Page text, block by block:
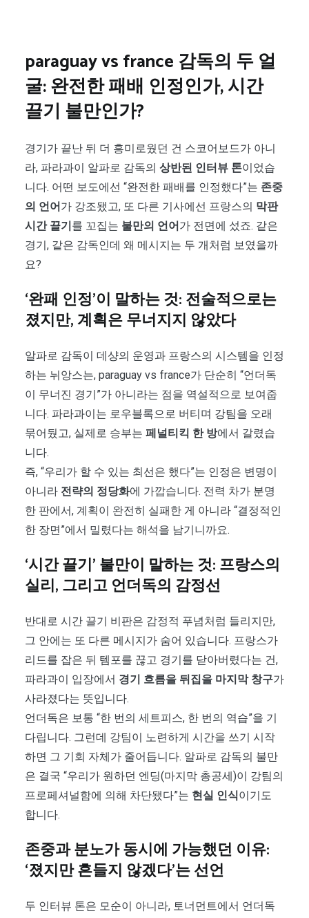
paraguay vs france 감독의 두 얼
굴: 완전한 패배 인정인가, 시간
끌기 불만인가?
경기가 끝난 뒤 더 흥미로웠던 건 스코어보드가 아니
라, 파라과이 알파로 감독의 상반된 인터뷰 톤이었습
니다. 어떤 보도에선 “완전한 패배를 인정했다”는 존중
의 언어 가 강조됐고, 또 다른 기사에선 프랑스의 막판
시간 끌기 를 꼬집는 불만의 언어 가 전면에 섰죠. 같은
경기, 같은 감독인데 왜 메시지는 두 개처럼 보였을까
요?
‘완패 인정’이 말하는 것: 전술적으로는
졌지만, 계획은 무너지지 않았다
알파로 감독이 데샹의 운영과 프랑스의 시스템을 인정
하는 뉘앙스는, paraguay vs france가 단순히 “언더독
이 무너진 경기”가 아니라는 점을 역설적으로 보여줍
니다. 파라과이는 로우블록으로 버티며 강팀을 오래
묶어뒀고, 실제로 승부는 페널티킥 한 방에서 갈렸습
니다.
즉, “우리가 할 수 있는 최선은 했다”는 인정은 변명이
아니라 전략의 정당화에 가깝습니다. 전력 차가 분명
한 판에서, 계획이 완전히 실패한 게 아니라 “결정적인
한 장면”에서 밀렸다는 해석을 남기니까요.
‘시간 끌기’ 불만이 말하는 것: 프랑스의
실리, 그리고 언더독의 감정선
반대로 시간 끌기 비판은 감정적 푸념처럼 들리지만,
그 안에는 또 다른 메시지가 숨어 있습니다. 프랑스가
리드를 잡은 뒤 템포를 끊고 경기를 닫아버렸다는 건,
파라과이 입장에서 경기 흐름을 뒤집을 마지막 창구가
사라졌다는 뜻입니다.
언더독은 보통 “한 번의 세트피스, 한 번의 역습”을 기
다립니다. 그런데 강팀이 노련하게 시간을 쓰기 시작
하면 그 기회 자체가 줄어듭니다. 알파로 감독의 불만
은 결국 “우리가 원하던 엔딩(마지막 총공세)이 강팀의
프로페셔널함에 의해 차단됐다”는 현실 인식이기도
합니다.
존중과 분노가 동시에 가능했던 이유:
‘졌지만 흔들지 않겠다’는 선언
두 인터뷰 톤은 모순이 아니라, 토너먼트에서 언더독